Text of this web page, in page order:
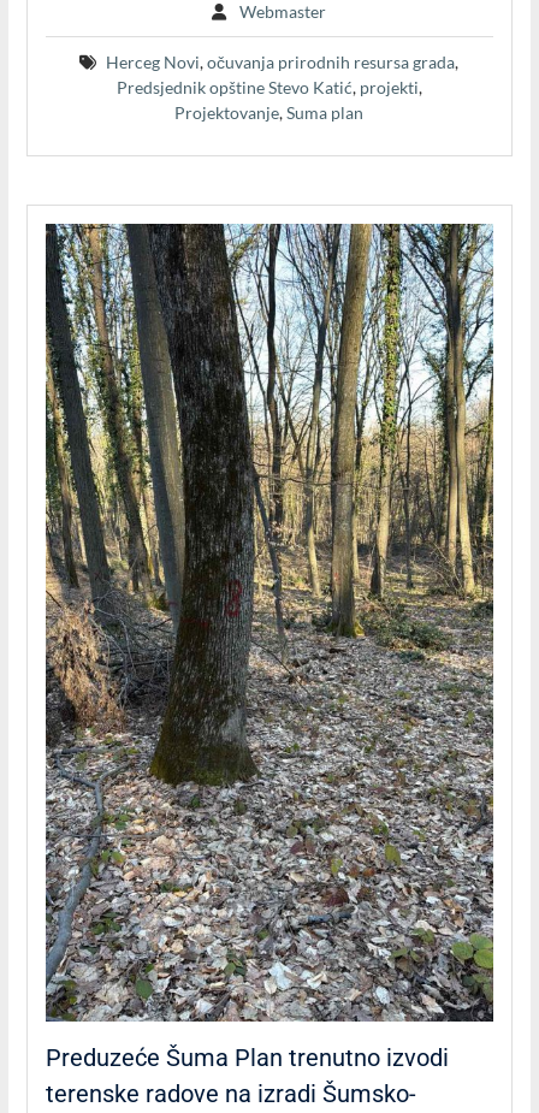
Webmaster
Herceg Novi,očuvanja prirodnih resursa grada,
Predsjednik opštine Stevo Katić, projekti,
Projektovanje,Suma plan
Preduzeće Šuma Plan trenutno izvodi
terenske radove na izradi Šumsko-